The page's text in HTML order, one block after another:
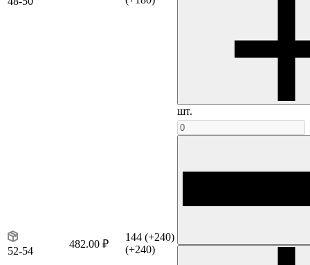
шт.
52-54
482.00 ₽
144 (+240)
(+240)